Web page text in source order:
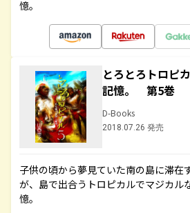
憶。
とろとろトロピ
記憶。 第5巻
D-Books
2018.07.26 発売
子供の頃から夢見ていた南の島に滞在
が、島で出合うトロピカルでマジカル
憶。